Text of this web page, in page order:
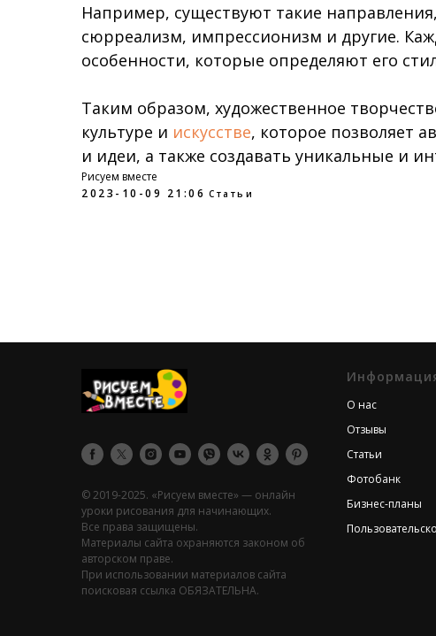
Например, существуют такие
сюрреализм, импрессионизм и другие.
особенности, которые определяют его
Таким образом, художественное
культуре и искусстве, которое позволяет
и идеи, а также создавать уникальные и
Рисуем вместе
2023-10-09 21:06 Статьи
© 2019-2025. «Рисуем вместе» — онлайн
уроки рисования для начинающих.
Все права защищены.
Материалы сайта охраняются законом об
авторском праве.
При использовании материалов сайта
поисковая ссылка ОБЯЗАТЕЛЬНА.
О нас
Отзывы
Статьи
Фотобанк
Бизнес-планы